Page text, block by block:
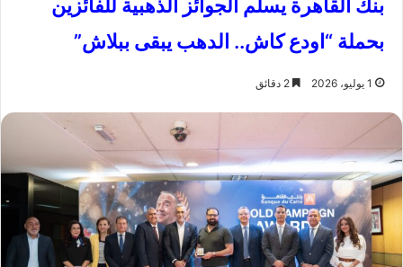
بنك القاهرة يسلّم الجوائز الذهبية للفائزين
بحملة “اودع كاش.. الدهب يبقى ببلاش”
1 يوليو، 2026